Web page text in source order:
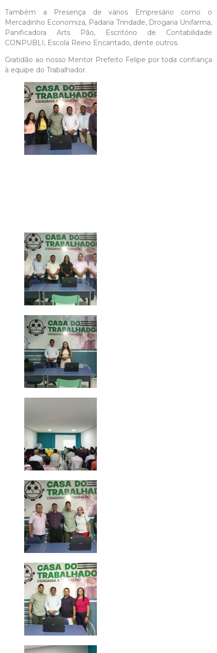
Também a Presença de vários Empresário como o
Mercadinho Economiza, Padaria Trindade, Drogaria Unifarma,
Panificadora Arts Pão, Escritório de Contabilidade
CONPUBLI, Escola Reino Encantado, dente outros.
Gratidão ao nosso Mentor Prefeito Felipe por toda confiança
à equipe do Trabalhador.